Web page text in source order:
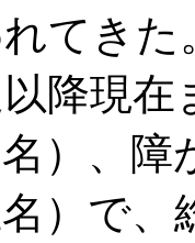
てきた
降現在
）、障
）で